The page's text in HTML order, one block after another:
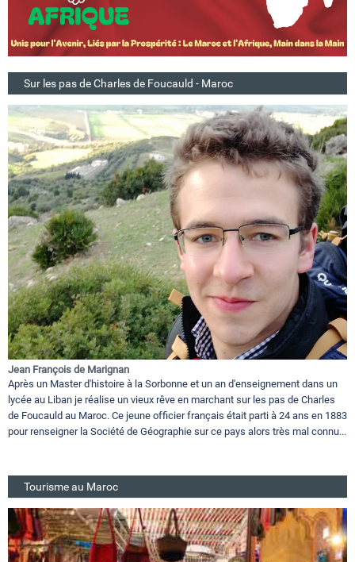
Sur les pas de Charles de Foucauld - Maroc
Jean François de Marignan
Après un Master d'histoire à la Sorbonne et un an d'enseignement dans un
lycée au Liban je réalise un vieux rêve en marchant sur les pas de Charles
de Foucauld au Maroc. Ce jeune officier français était parti à 24 ans en 1883
pour renseigner la Société de Géographie sur ce pays alors très mal connu...
Tourisme au Maroc